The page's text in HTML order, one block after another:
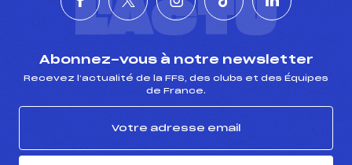
L'ACTU
Abonnez-vous à notre newsletter
Recevez l’actualité de la FFS, des clubs et des Équipes
de France.